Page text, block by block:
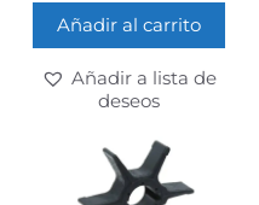
Añadir al carrito
Añadir a lista de
deseos